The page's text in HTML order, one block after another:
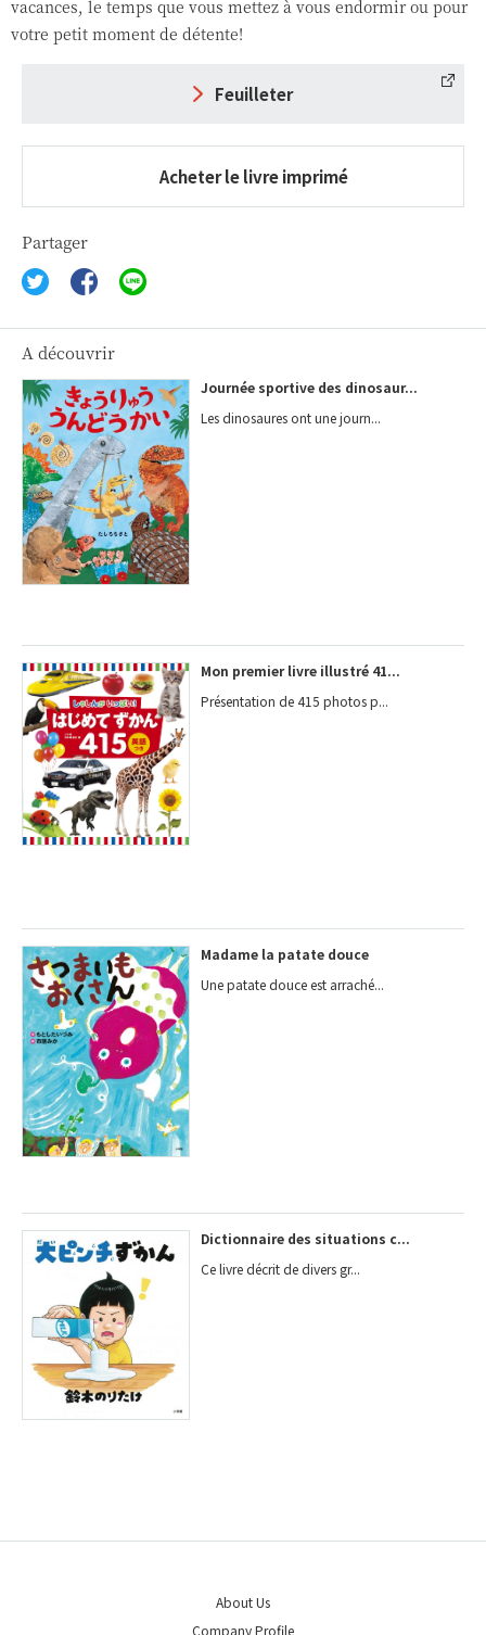
vacances, le temps que vous mettez à vous endormir ou pour
votre petit moment de détente!
Feuilleter
Acheter le livre imprimé
Partager
A découvrir
Journée sportive des dinosaur...
Les dinosaures ont une journ...
Mon premier livre illustré 41...
Présentation de 415 photos p...
Madame la patate douce
Une patate douce est arraché...
Dictionnaire des situations c...
Ce livre décrit de divers gr...
About Us
Company Profile